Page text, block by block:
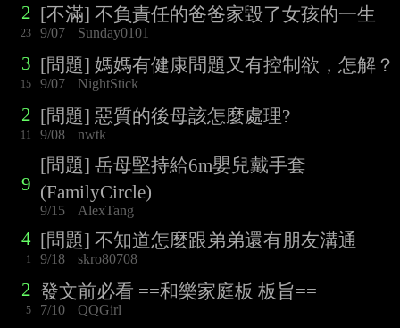
2
23
[不滿] 不負責任的爸爸家毀了女孩的一生
9/07 Sunday0101
3
15
[問題] 媽媽有健康問題又有控制欲，怎解？
9/07 NightStick
2
11
[問題] 惡質的後母該怎麼處理?
9/08 nwtk
9
[問題] 岳母堅持給6m嬰兒戴手套
(FamilyCircle)
9/15 AlexTang
4
1
[問題] 不知道怎麼跟弟弟還有朋友溝通
9/18 skro80708
2
5
發文前必看 ==和樂家庭板 板旨==
7/10 QQGirl